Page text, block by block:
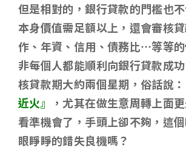
但是相對的，銀行貸款的門檻也
本身價值需足額以上，還會審核
作、年資、信用、債務比…等等
非每個人都能順利向銀行貸款成
核貸款期大約兩個星期，俗話說：
近火』
，尤其在做生意周轉上面
看準機會了，手頭上卻不夠，這
眼睜睜的錯失良機嗎？